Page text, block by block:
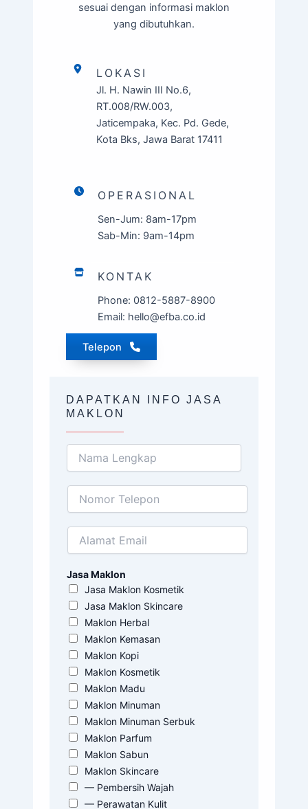
sesuai dengan informasi maklon
yang dibutuhkan.
LOKASI
Jl. H. Nawin III No.6,
RT.008/RW.003,
Jaticempaka, Kec. Pd. Gede,
Kota Bks, Jawa Barat 17411
OPERASIONAL
Sen-Jum: 8am-17pm
Sab-Min: 9am-14pm
KONTAK
Phone: 0812-5887-8900
Email: hello@efba.co.id
Telepon
DAPATKAN INFO JASA
MAKLON
Jasa Maklon
Jasa Maklon Kosmetik
Jasa Maklon Skincare
Maklon Herbal
Maklon Kemasan
Maklon Kopi
Maklon Kosmetik
Maklon Madu
Maklon Minuman
Maklon Minuman Serbuk
Maklon Parfum
Maklon Sabun
Maklon Skincare
— Pembersih Wajah
— Perawatan Kulit